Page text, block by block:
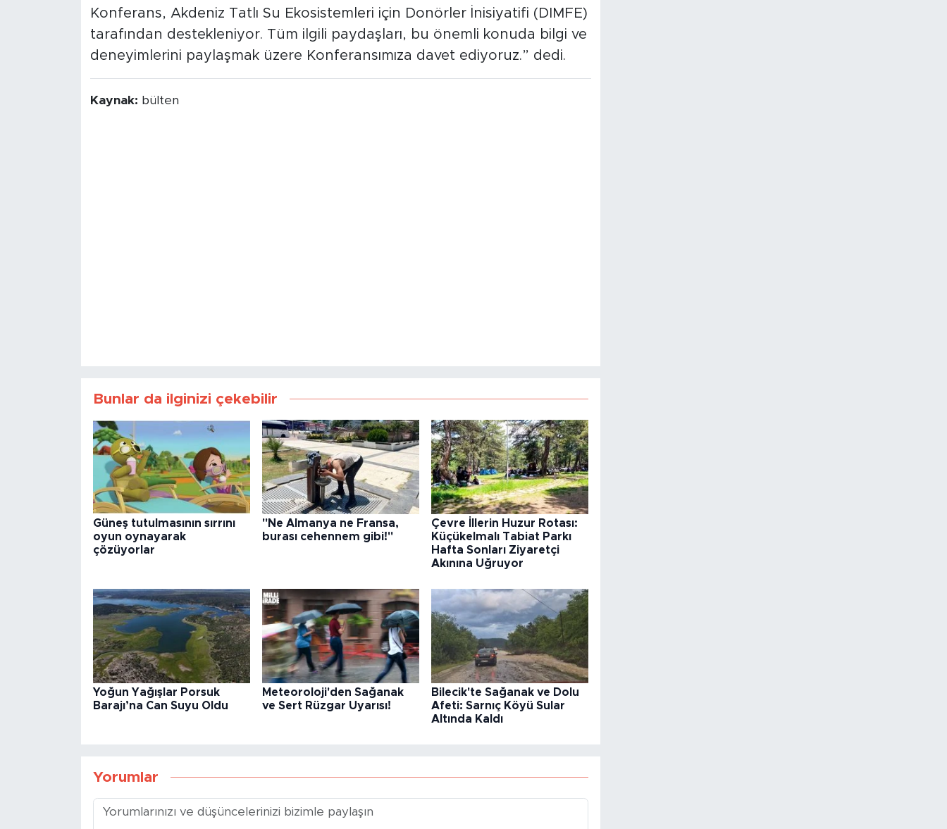
Konferans, Akdeniz Tatlı Su Ekosistemleri için Donörler İnisiyatifi (DIMFE)
tarafından destekleniyor. Tüm ilgili paydaşları, bu önemli konuda bilgi ve
deneyimlerini paylaşmak üzere Konferansımıza davet ediyoruz.” dedi.
Kaynak: bülten
Bunlar da ilginizi çekebilir
Güneş tutulmasının sırrını
oyun oynayarak
çözüyorlar
"Ne Almanya ne Fransa,
burası cehennem gibi!"
Çevre İllerin Huzur Rotası:
Küçükelmalı Tabiat Parkı
Hafta Sonları Ziyaretçi
Akınına Uğruyor
Yoğun Yağışlar Porsuk
Barajı’na Can Suyu Oldu
Meteoroloji'den Sağanak
ve Sert Rüzgar Uyarısı!
Bilecik'te Sağanak ve Dolu
Afeti: Sarnıç Köyü Sular
Altında Kaldı
Yorumlar